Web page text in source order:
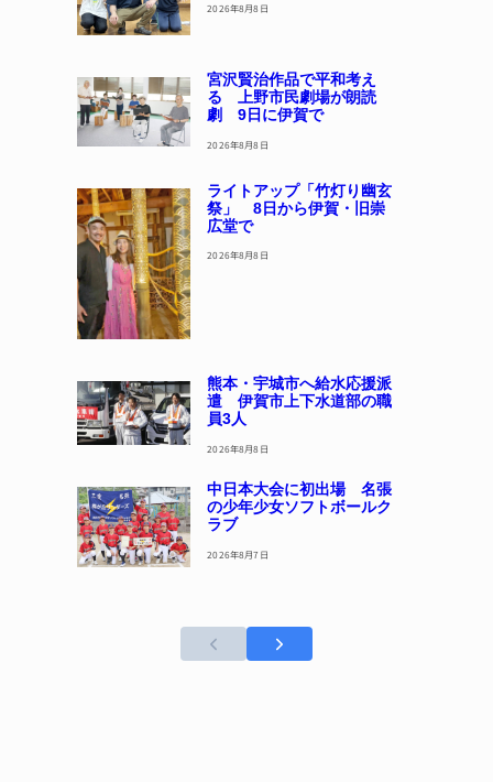
2026年8月8日
宮沢賢治作品で平和考え
る 上野市民劇場が朗読
劇 9日に伊賀で
2026年8月8日
ライトアップ「竹灯り幽玄
祭」 8日から伊賀・旧崇
広堂で
2026年8月8日
熊本・宇城市へ給水応援派
遣 伊賀市上下水道部の職
員3人
2026年8月8日
中日本大会に初出場 名張
の少年少女ソフトボールク
ラブ
2026年8月7日